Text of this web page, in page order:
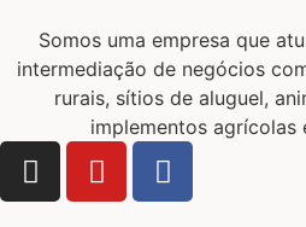
Somos uma empresa que
intermediação de negócios
rurais, sítios de aluguel,
implementos agrícolas